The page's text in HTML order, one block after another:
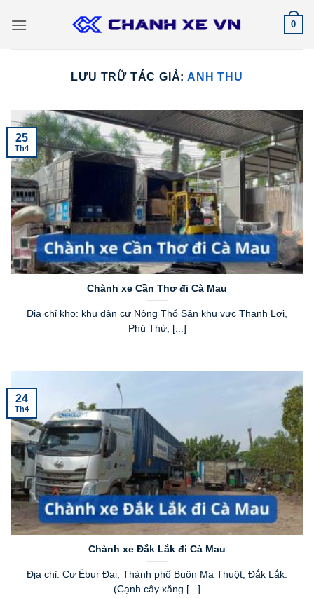
qua
0
LƯU TRỮ TÁC GIẢ: ANH THU
Chành xe Cần Thơ đi Cà Mau
Địa chỉ kho: khu dân cư Nông Thổ Sản khu vực Thạnh Lợi,
Phú Thứ, [...]
25
Th4
Chành xe Đắk Lắk đi Cà Mau
Địa chỉ: Cư Êbur Đai, Thành phố Buôn Ma Thuột, Đắk Lắk.
(Cạnh cây xăng [...]
24
Th4